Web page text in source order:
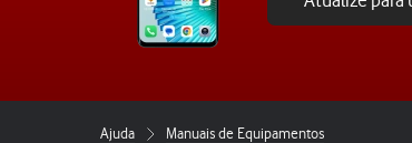
Ajuda Manuais de Equipamentos